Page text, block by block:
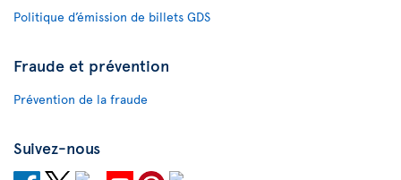
Politique d’émission de billets GDS
Fraude et prévention
Prévention de la fraude
Suivez-nous